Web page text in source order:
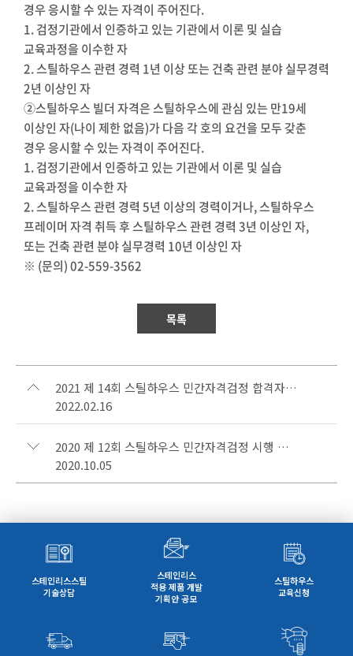
경우 응시할 수 있는 자격이 주어진다.
1. 검정기관에서 인증하고 있는 기관에서 이론 및 실습
교육과정을 이수한 자
2. 스틸하우스 관련 경력 1년 이상 또는 건축 관련 분야 실무경력
2년 이상인 자
②스틸하우스 빌더 자격은 스틸하우스에 관심 있는 만19세
이상인 자(나이 제한 없음)가 다음 각 호의 요건을 모두 갖춘
경우 응시할 수 있는 자격이 주어진다.
1. 검정기관에서 인증하고 있는 기관에서 이론 및 실습
교육과정을 이수한 자
2. 스틸하우스 관련 경력 5년 이상의 경력이거나, 스틸하우스
프레이머 자격 취득 후 스틸하우스 관련 경력 3년 이상인 자,
또는 건축 관련 분야 실무경력 10년 이상인 자
※ (문의) 02-559-3562
목록
2021 제 14회 스틸하우스 민간자격검정 합격자 안내
2022.02.16
2020 제 12회 스틸하우스 민간자격검정 시행 안내
2020.10.05
스테인리스스틸
기술상담
스테인리스
적용 제품 개발
기획안 공모
스틸하우스
교육신청